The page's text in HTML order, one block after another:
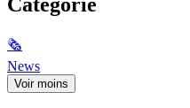
🗞
News
Voir moins